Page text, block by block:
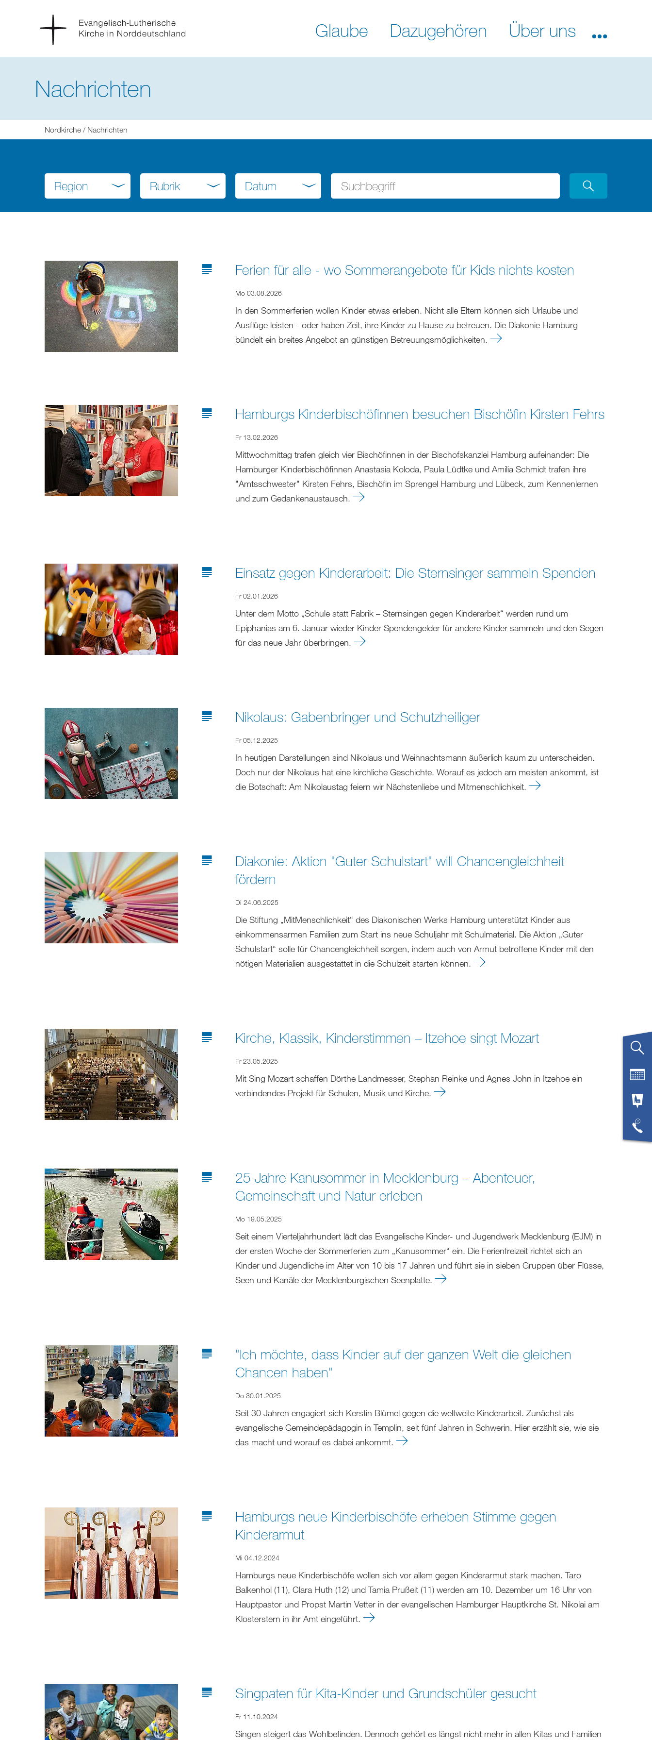
Glaube Dazugehören Über uns
Nachrichten
befinden
Nordkirche Nachrichten
Region Rubrik Datum
Ferien für alle - wo Sommerangebote für Kids nichts kosten
Mo 03.08.2026
In den Sommerferien wollen Kinder etwas erleben. Nicht alle Eltern können sich Urlaube und
Ausflüge leisten - oder haben Zeit, ihre Kinder zu Hause zu betreuen. Die Diakonie Hamburg
bündelt ein breites Angebot an günstigen Betreuungsmöglichkeiten.
Hamburgs Kinderbischöfinnen besuchen Bischöfin Kirsten Fehrs
Fr 13.02.2026
Mittwochmittag trafen gleich vier Bischöfinnen in der Bischofskanzlei Hamburg aufeinander: Die
Hamburger Kinderbischöfinnen Anastasia Koloda, Paula Lüdtke und Amilia Schmidt trafen ihre
"Amtsschwester" Kirsten Fehrs, Bischöfin im Sprengel Hamburg und Lübeck, zum Kennenlernen
und zum Gedankenaustausch.
Einsatz gegen Kinderarbeit: Die Sternsinger sammeln Spenden
Fr 02.01.2026
Unter dem Motto „Schule statt Fabrik – Sternsingen gegen Kinderarbeit“ werden rund um
Epiphanias am 6. Januar wieder Kinder Spendengelder für andere Kinder sammeln und den Segen
für das neue Jahr überbringen.
Nikolaus: Gabenbringer und Schutzheiliger
Fr 05.12.2025
In heutigen Darstellungen sind Nikolaus und Weihnachtsmann äußerlich kaum zu unterscheiden.
Doch nur der Nikolaus hat eine kirchliche Geschichte. Worauf es jedoch am meisten ankommt, ist
die Botschaft: Am Nikolaustag feiern wir Nächstenliebe und Mitmenschlichkeit.
Diakonie: Aktion "Guter Schulstart" will Chancengleichheit
fördern
Di 24.06.2025
Die Stiftung „MitMenschlichkeit“ des Diakonischen Werks Hamburg unterstützt Kinder aus
einkommensarmen Familien zum Start ins neue Schuljahr mit Schulmaterial. Die Aktion „Guter
Schulstart“ solle für Chancengleichheit sorgen, indem auch von Armut betroffene Kinder mit den
nötigen Materialien ausgestattet in die Schulzeit starten können.
Kirche, Klassik, Kinderstimmen – Itzehoe singt Mozart
Fr 23.05.2025
Mit Sing Mozart schaffen Dörthe Landmesser, Stephan Reinke und Agnes John in Itzehoe ein
verbindendes Projekt für Schulen, Musik und Kirche.
25 Jahre Kanusommer in Mecklenburg – Abenteuer,
Gemeinschaft und Natur erleben
Mo 19.05.2025
Seit einem Vierteljahrhundert lädt das Evangelische Kinder- und Jugendwerk Mecklenburg (EJM) in
der ersten Woche der Sommerferien zum „Kanusommer“ ein. Die Ferienfreizeit richtet sich an
Kinder und Jugendliche im Alter von 10 bis 17 Jahren und führt sie in sieben Gruppen über Flüsse,
Seen und Kanäle der Mecklenburgischen Seenplatte.
"Ich möchte, dass Kinder auf der ganzen Welt die gleichen
Chancen haben"
Do 30.01.2025
Seit 30 Jahren engagiert sich Kerstin Blümel gegen die weltweite Kinderarbeit. Zunächst als
evangelische Gemeindepädagogin in Templin, seit fünf Jahren in Schwerin. Hier erzählt sie, wie sie
das macht und worauf es dabei ankommt.
Hamburgs neue Kinderbischöfe erheben Stimme gegen
Kinderarmut
Mi 04.12.2024
Hamburgs neue Kinderbischöfe wollen sich vor allem gegen Kinderarmut stark machen. Taro
Balkenhol (11), Clara Huth (12) und Tamia Prußeit (11) werden am 10. Dezember um 16 Uhr von
Hauptpastor und Propst Martin Vetter in der evangelischen Hamburger Hauptkirche St. Nikolai am
Klosterstern in ihr Amt eingeführt.
Singpaten für Kita-Kinder und Grundschüler gesucht
Fr 11.10.2024
Singen steigert das Wohlbefinden. Dennoch gehört es längst nicht mehr in allen Kitas und Familien